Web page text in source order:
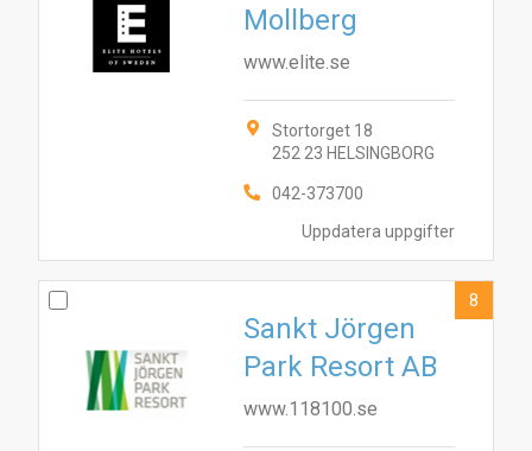
Uppdatera uppgifter
Mollberg
www.elite.se
Stortorget 18
252 23 HELSINGBORG
042-373700
Sankt Jörgen
Park Resort AB
www.118100.se
8